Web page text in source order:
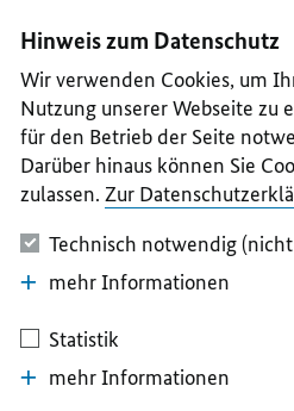
II
III
IV
V
Hinweis zum Datenschutz
Wir verwenden Cookies, um
Nutzung unserer Webseite zu
für den Betrieb der Seite
Darüber hinaus können Sie
zulassen. Zur
Technisch notwendig
mehr Informationen
Statistik
mehr Informationen